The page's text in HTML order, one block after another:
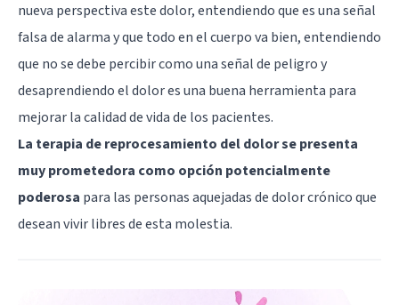
nueva perspectiva este dolor, entendiendo que es una señal
falsa de alarma y que todo en el cuerpo va bien, entendiendo
que no se debe percibir como una señal de peligro y
desaprendiendo el dolor es una buena herramienta para
mejorar la calidad de vida de los pacientes.
La terapia de reprocesamiento del dolor se presenta
muy prometedora como opción potencialmente
poderosa para las personas aquejadas de dolor crónico que
desean vivir libres de esta molestia.